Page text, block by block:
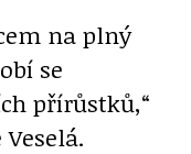
na plný
se
přírůstků,“